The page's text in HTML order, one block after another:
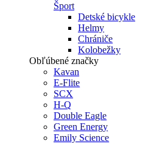
Šport
Detské bicykle
Helmy
Chrániče
Kolobežky
Obľúbené značky
Kavan
E-Flite
SCX
H-Q
Double Eagle
Green Energy
Emily Science